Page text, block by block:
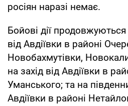
росіян наразі немає.
Бойові дії продовжуються
від Авдіївки в районі
Новобахмутівки,
на захід від Авдіївки в
Уманського; та на
Авдіївки в районі